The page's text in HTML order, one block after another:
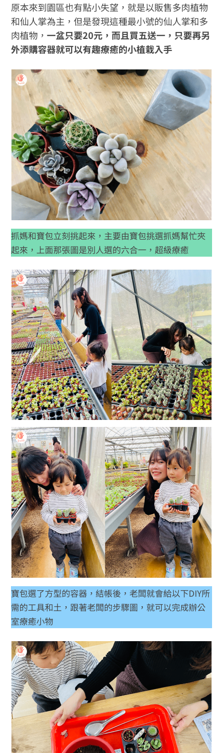
原本來到園區也有點小失望，就是以販售多肉植物
和仙人掌為主，但是發現這種最小號的仙人掌和多
肉植物， 一盆只要20元，而且買五送一，只要再另
外添購容器就可以有趣療癒的小植栽入手
抓媽和寶包立刻挑起來，主要由寶包挑選抓媽幫忙夾
起來，上面那張圖是別人選的六合一，超級療癒
寶包選了方型的容器，結帳後，老闆就會給以下DIY所
需的工具和土，跟著老闆的步驟圖，就可以完成辦公
室療癒小物